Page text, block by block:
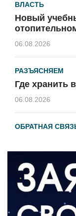
ВЛАСТЬ
Новый
06.08.2026
РАЗЪЯСНЯЕМ
Где хранить
06.08.2026
ОБРАТНАЯ
ВЛАСТЬ
День
06.08.2026